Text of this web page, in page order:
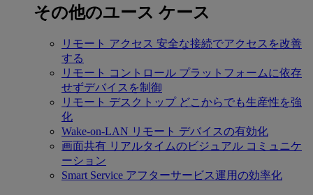
その他のユース ケース
リモート アクセス 安全な接続でアクセスを改善
する
リモート コントロール プラットフォームに依存
せずデバイスを制御
リモート デスクトップ どこからでも生産性を強
化
Wake-on-LAN リモート デバイスの有効化
画面共有 リアルタイムのビジュアル コミュニケ
ーション
Smart Service アフターサービス運用の効率化